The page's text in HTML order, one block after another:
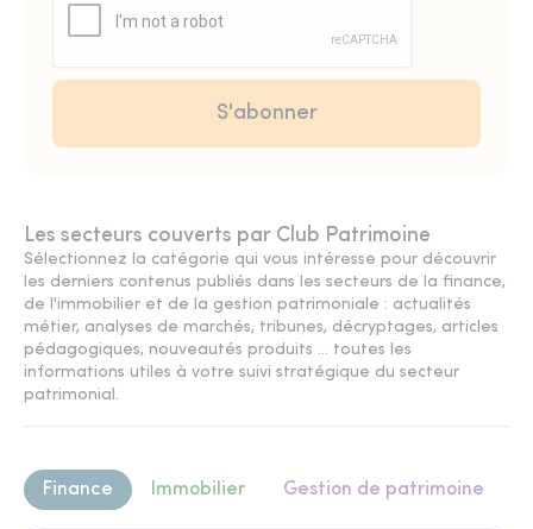
Les secteurs couverts par Club Patrimoine
Sélectionnez la catégorie qui vous intéresse pour découvrir
les derniers contenus publiés dans les secteurs de la finance,
de l'immobilier et de la gestion patrimoniale : actualités
métier, analyses de marchés, tribunes, décryptages, articles
pédagogiques, nouveautés produits ... toutes les
informations utiles à votre suivi stratégique du secteur
patrimonial.
Finance Immobilier Gestion de patrimoine